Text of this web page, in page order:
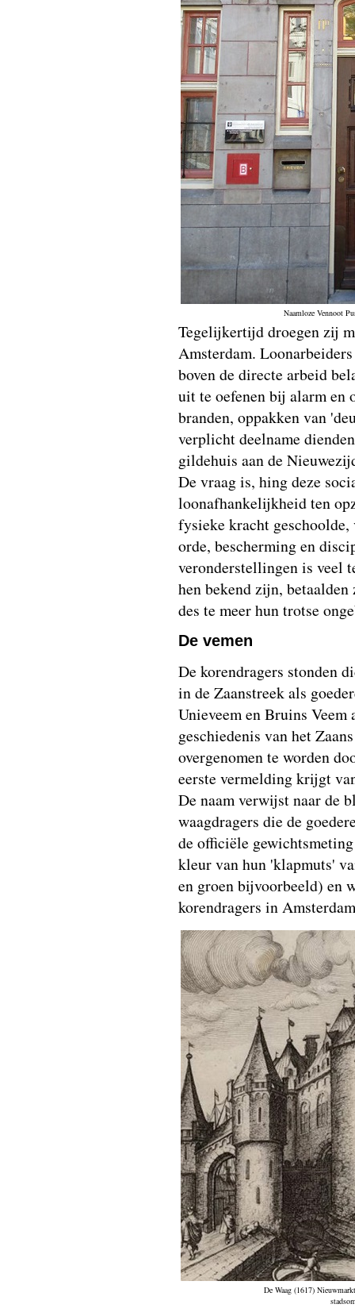
Naamloze Vennoot
Tegelijkertijd droegen zij
Amsterdam.
boven de directe arbeid
uit te oefenen bij alarm en
branden, oppakken van
verplicht deelname
gildehuis aan de
De vraag is, hing deze
loonafhankelijkheid ten
fysieke kracht
orde, bescherming en
veronderstellingen is veel
hen bekend zijn,
des te meer hun trotse
De vemen
De korendragers stonden
in de Zaanstreek als
Unieveem en Bruins Veem
geschiedenis van het
overgenomen te worden
eerste vermelding krijgt
De naam verwijst naar de
waagdragers die de
de officiële
kleur van hun 'klapmuts'
en groen bijvoorbeeld) en
korendragers in
De Waag (1617)